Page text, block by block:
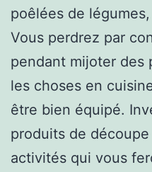
poêlées de
Vous perdrez par
pendant mijoter des
les choses en
être bien équipé.
produits de
activités qui vous